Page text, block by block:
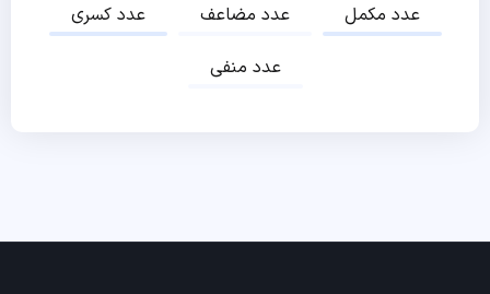
عدد کسری
عدد مضاعف
عدد مکمل
عدد منفی